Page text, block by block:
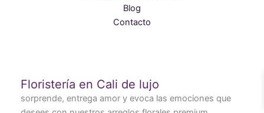
Blog
Contacto
Floristería en Cali de lujo
sorprende, entrega amor y evoca las emociones que